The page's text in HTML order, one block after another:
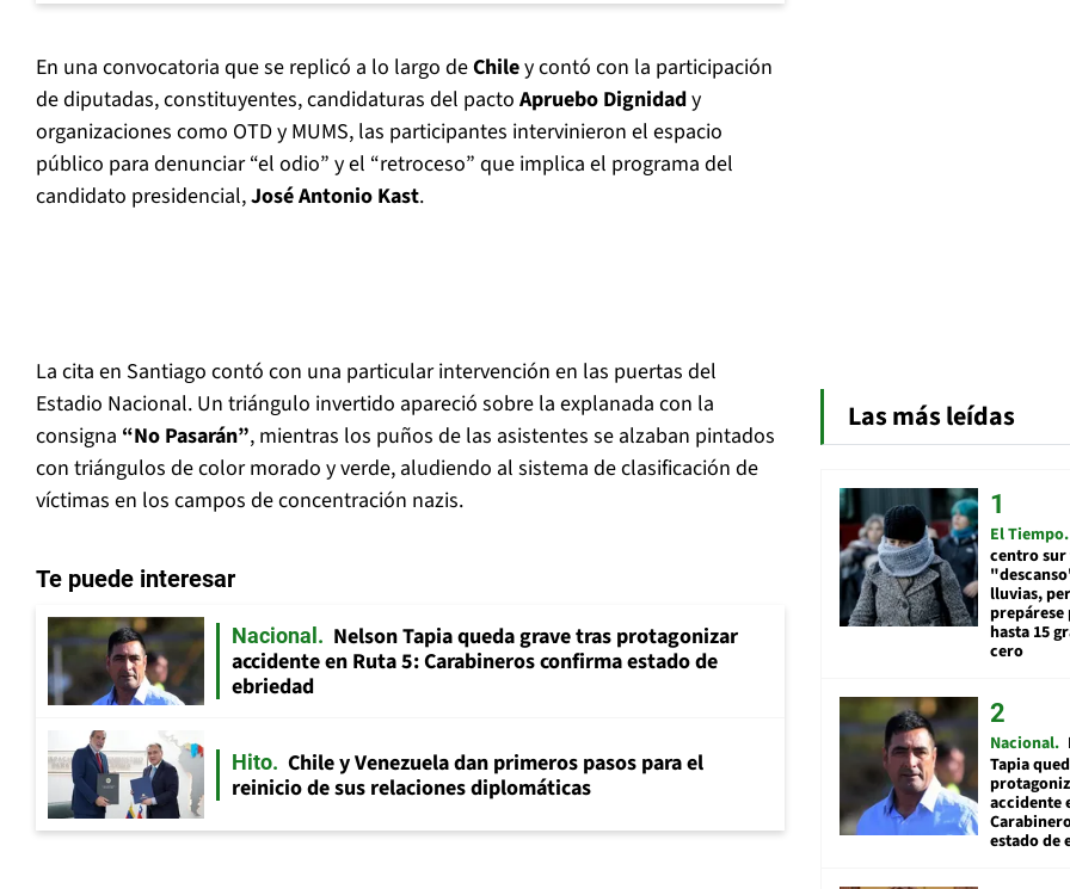
En una convocatoria que se replicó a lo largo deChiley contó con la participación
de diputadas, constituyentes, candidaturas del pacto Apruebo Dignidady
organizaciones como OTD y MUMS, las participantes intervinieron el espacio
público para denunciar “el odio” y el “retroceso” que implica el programa del
candidato presidencial,José Antonio Kast.
La cita en Santiago contó con una particular intervención en las puertas del
Estadio Nacional. Un triángulo invertido apareció sobre la explanada con la
consigna “No Pasarán”, mientras los puños de las asistentes se alzaban pintados
con triángulos de color morado y verde, aludiendo al sistema de clasificación de
víctimas en los campos de concentración nazis.
Te puede interesar
Nacional
Nelson Tapia queda grave tras protagonizar
accidente en Ruta 5: Carabineros confirma estado de
ebriedad
Hito
Chile y Venezuela dan primeros pasos para el
reinicio de sus relaciones diplomáticas
Las más leídas
El Tiempo
centro
lluvias,
hasta 15
cero
Nacional
Tapia
accidente
estado de